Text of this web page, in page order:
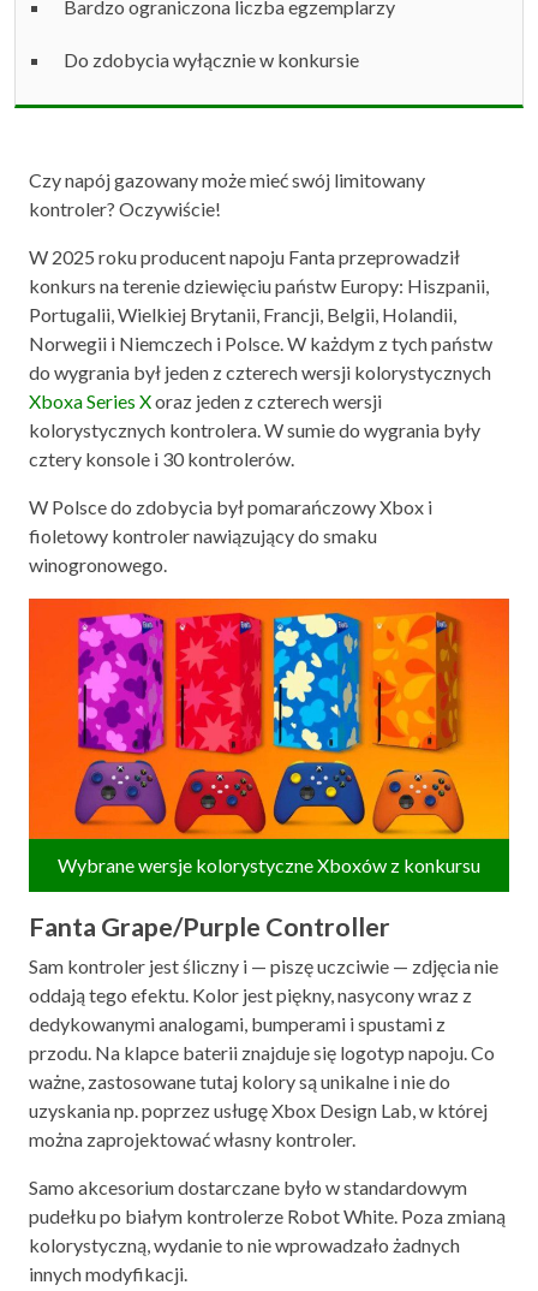
Bardzo ograniczona liczba egzemplarzy
Do zdobycia wyłącznie w konkursie
Czy napój gazowany może mieć swój limitowany
kontroler? Oczywiście!
W 2025 roku producent napoju Fanta przeprowadził
konkurs na terenie dziewięciu państw Europy: Hiszpanii,
Portugalii, Wielkiej Brytanii, Francji, Belgii, Holandii,
Norwegii i Niemczech i Polsce. W każdym z tych państw
do wygrania był jeden z czterech wersji kolorystycznych
Xboxa Series Xoraz jeden z czterech wersji
kolorystycznych kontrolera. W sumie do wygrania były
cztery konsole i 30 kontrolerów.
W Polsce do zdobycia był pomarańczowy Xbox i
fioletowy kontroler nawiązujący do smaku
winogronowego.
Wybrane wersje kolorystyczne Xboxów z konkursu
Fanta Grape/Purple Controller
Sam kontroler jest śliczny i — piszę uczciwie — zdjęcia nie
oddają tego efektu. Kolor jest piękny, nasycony wraz z
dedykowanymi analogami, bumperami i spustami z
przodu. Na klapce baterii znajduje się logotyp napoju. Co
ważne, zastosowane tutaj kolory są unikalne i nie do
uzyskania np. poprzez usługę Xbox Design Lab, w której
można zaprojektować własny kontroler.
Samo akcesorium dostarczane było w standardowym
pudełku po białym kontrolerze Robot White. Poza zmianą
kolorystyczną, wydanie to nie wprowadzało żadnych
innych modyfikacji.